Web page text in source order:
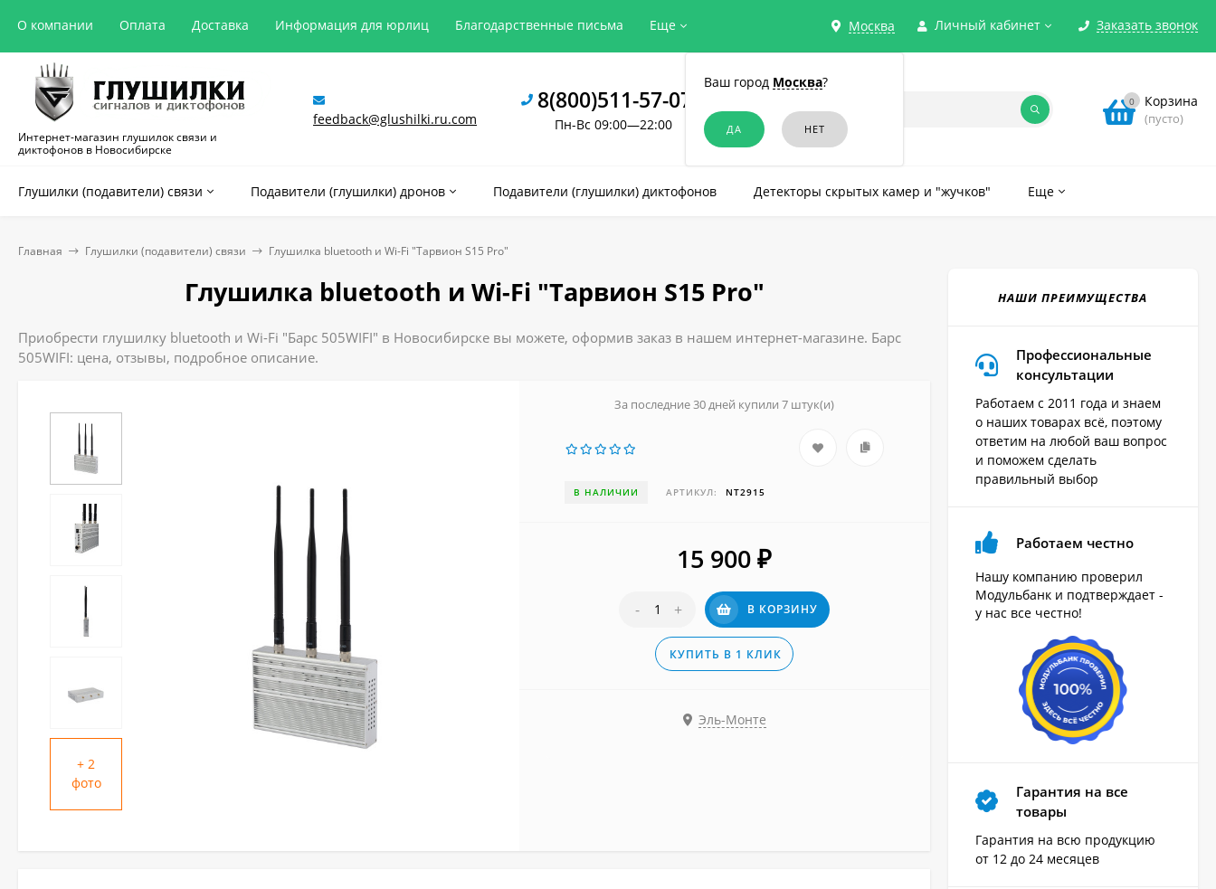
Москва
Ваш город Москва?
Личный кабинет Заказать звонок
О компании Оплата Доставка Информация для юрлиц Благодарственные письма Еще
Интернет-магазин глушилок связи и
диктофонов в Новосибирске
feedback@glushilki.ru.com
8(800)511-57-07
Пн-Вс 09:00—22:00
0 Корзина
(пусто)
Глушилки (подавители) связи Подавители (глушилки) дронов Подавители (глушилки) диктофонов Детекторы скрытых камер и "жучков" Еще
Главная Глушилки (подавители) связи Глушилка bluetooth и Wi-Fi "Тарвион S15 Pro"
Глушилка bluetooth и Wi-Fi "Тарвион S15 Pro"
Приобрести глушилку bluetooth и Wi-Fi "Барс 505WIFI" в Новосибирске вы можете, оформив заказ в нашем интернет-магазине. Барс
505WIFI: цена, отзывы, подробное описание.
+ 2
фото
За последние 30 дней купили 7 штук(и)
В НАЛИЧИИ АРТИКУЛ: NT2915
15 900₽
- + В КОРЗИНУ
КУПИТЬ В 1 КЛИК
Эль-Монте
НАШИ ПРЕИМУЩЕСТВА
Профессиональные
консультации
Работаем с 2011 года и знаем
о наших товарах всё, поэтому
ответим на любой ваш вопрос
и поможем сделать
правильный выбор
Работаем честно
Нашу компанию проверил
Модульбанк и подтверждает -
у нас все честно!
Гарантия на все
товары
Гарантия на всю продукцию
от 12 до 24 месяцев